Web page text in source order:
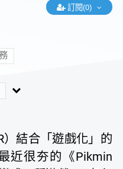
訂閱(0)
結合「遊戲化」的
近很夯的《Pikmin